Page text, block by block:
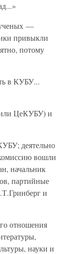
—
привыкли
потому
в КУБУ...
ЦеКУБУ) и
деятельно
вошли
начальник
партийные
и
отношения
науки и